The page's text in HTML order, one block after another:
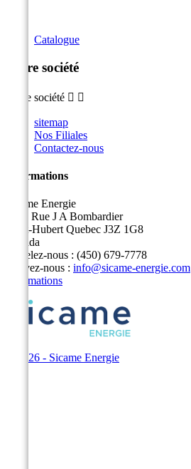
Catalogue
Notre société
Notre société  
sitemap
Nos Filiales
Contactez-nous
Informations
Sicame Energie
5400 Rue J A Bombardier
Saint-Hubert Quebec J3Z 1G8
Canada
Appelez-nous : (450) 679-7778
Écrivez-nous : info@sicame-energie.com
Informations
© 2026 - Sicame Energie